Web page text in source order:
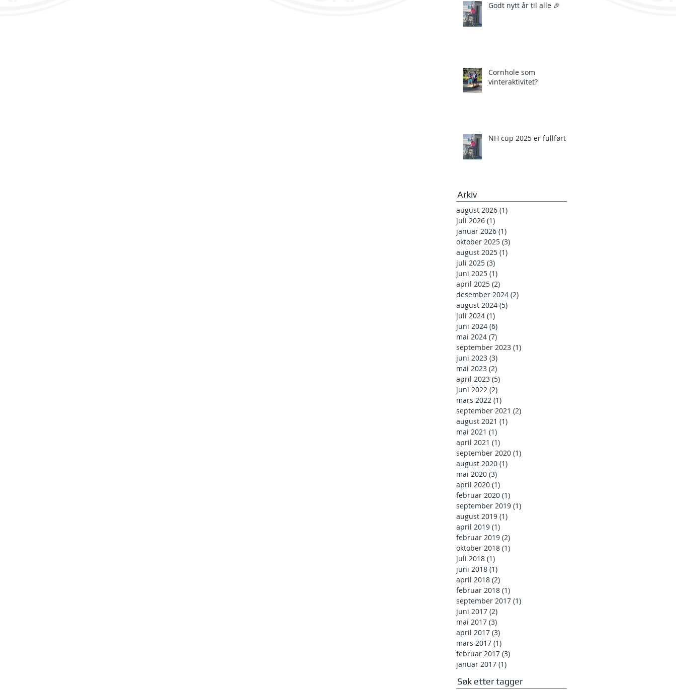
Godt nytt år til alle 🎉
Cornhole som
vinteraktivitet?
NH cup 2025 er fullført
Arkiv
august 2026 (1)
juli 2026 (1)
januar 2026 (1)
oktober 2025 (3)
august 2025 (1)
juli 2025 (3)
juni 2025 (1)
april 2025 (2)
desember 2024 (2)
august 2024 (5)
juli 2024 (1)
juni 2024 (6)
mai 2024 (7)
september 2023 (1)
juni 2023 (3)
mai 2023 (2)
april 2023 (5)
juni 2022 (2)
mars 2022 (1)
september 2021 (2)
august 2021 (1)
mai 2021 (1)
april 2021 (1)
september 2020 (1)
august 2020 (1)
mai 2020 (3)
april 2020 (1)
februar 2020 (1)
september 2019 (1)
august 2019 (1)
april 2019 (1)
februar 2019 (2)
oktober 2018 (1)
juli 2018 (1)
juni 2018 (1)
april 2018 (2)
februar 2018 (1)
september 2017 (1)
juni 2017 (2)
mai 2017 (3)
april 2017 (3)
mars 2017 (1)
februar 2017 (3)
januar 2017 (1)
Søk etter tagger